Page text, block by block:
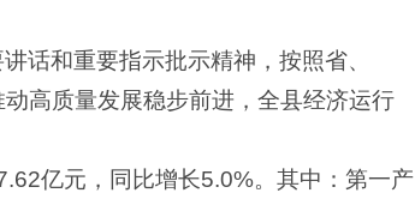
话和重要指示批示精神，按照省、
高质量发展稳步前进，全县经济运行
亿元，同比增长5.0%。其中：第一产